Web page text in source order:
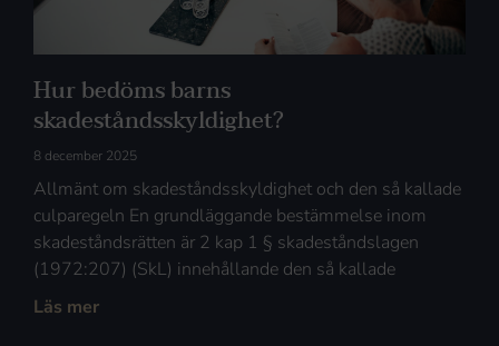
Hur bedöms barns
skadeståndsskyldighet?
8 december 2025
Allmänt om skadeståndsskyldighet och den så kallade
culparegeln En grundläggande bestämmelse inom
skadeståndsrätten är 2 kap 1 § skadeståndslagen
(1972:207) (SkL) innehållande den så kallade
Läs mer